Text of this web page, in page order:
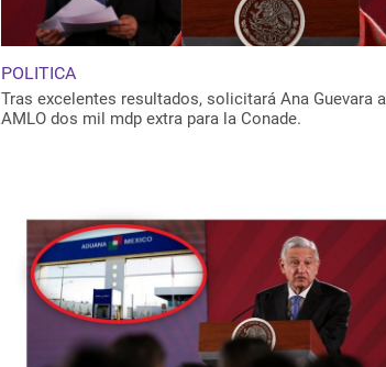
POLITICA
Tras excelentes resultados, solicitará Ana Guevara a
AMLO dos mil mdp extra para la Conade.